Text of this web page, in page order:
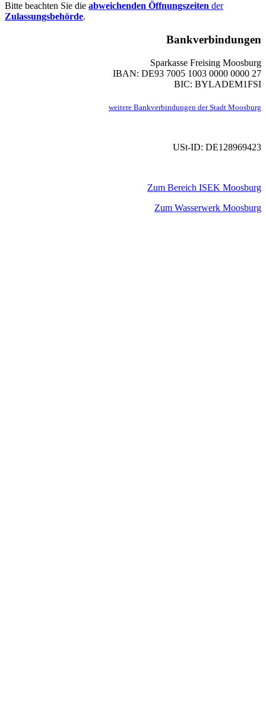
Bitte beachten Sie die abweichenden Öffnungszeiten der
Zulassungsbehörde.
Bankverbindungen
Sparkasse Freising Moosburg
IBAN: DE93 7005 1003 0000 0000 27
BIC: BYLADEM1FSI
weitere Bankverbindungen der Stadt Moosburg
USt-ID: DE128969423
Zum Bereich ISEK Moosburg
Zum Wasserwerk Moosburg